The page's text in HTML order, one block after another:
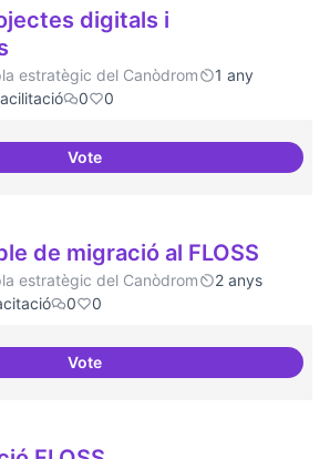
digitals i
estratègic del Canòdrom
1 any
0 0
VoteSuport a projectes digitals i
de migració al FLOSS
estratègic del Canòdrom
2 anys
0 0
VoteServei estable de migració al